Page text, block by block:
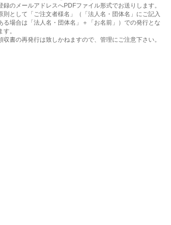
録のメールアドレスへPDFファイル形式でお送りします。
則として「ご注文者様名」（「法人名・団体名」にご記入
る場合は「法人名・団体名」＋「お名前」）での発行とな
す。
収書の再発行は致しかねますので、管理にご注意下さい。